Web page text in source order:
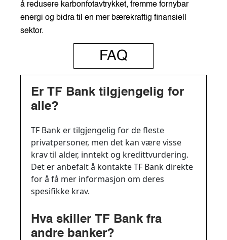
å redusere karbonfotavtrykket, fremme fornybar
energi og bidra til en mer bærekraftig finansiell
sektor.
FAQ
Er TF Bank tilgjengelig for
alle?
TF Bank er tilgjengelig for de fleste
privatpersoner, men det kan være visse
krav til alder, inntekt og kredittvurdering.
Det er anbefalt å kontakte TF Bank direkte
for å få mer informasjon om deres
spesifikke krav.
Hva skiller TF Bank fra
andre banker?